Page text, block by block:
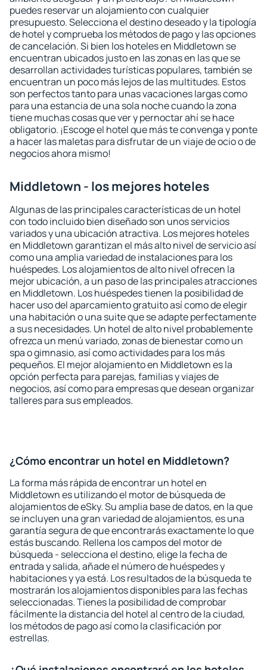
puedes reservar un alojamiento con cualquier
presupuesto. Selecciona el destino deseado y la tipología
de hotel y comprueba los métodos de pago y las opciones
de cancelación. Si bien los hoteles en Middletown se
encuentran ubicados justo en las zonas en las que se
desarrollan actividades turísticas populares, también se
encuentran un poco más lejos de las multitudes. Estos
son perfectos tanto para unas vacaciones largas como
para una estancia de una sola noche cuando la zona
tiene muchas cosas que ver y pernoctar ahí se hace
obligatorio. ¡Escoge el hotel que más te convenga y ponte
a hacer las maletas para disfrutar de un viaje de ocio o de
negocios ahora mismo!
Middletown - los mejores hoteles
Algunas de las principales características de un hotel
con todo incluido bien diseñado son unos servicios
variados y una ubicación atractiva. Los mejores hoteles
en Middletown garantizan el más alto nivel de servicio así
como una amplia variedad de instalaciones para los
huéspedes. Los alojamientos de alto nivel ofrecen la
mejor ubicación, a un paso de las principales atracciones
en Middletown. Los huéspedes tienen la posibilidad de
hacer uso del aparcamiento gratuito así como de elegir
una habitación o una suite que se adapte perfectamente
a sus necesidades. Un hotel de alto nivel probablemente
ofrezca un menú variado, zonas de bienestar como un
spa o gimnasio, así como actividades para los más
pequeños. El mejor alojamiento en Middletown es la
opción perfecta para parejas, familias y viajes de
negocios, así como para empresas que desean organizar
talleres para sus empleados.
¿Cómo encontrar un hotel en Middletown?
La forma más rápida de encontrar un hotel en
Middletown es utilizando el motor de búsqueda de
alojamientos de eSky. Su amplia base de datos, en la que
se incluyen una gran variedad de alojamientos, es una
garantía segura de que encontrarás exactamente lo que
estás buscando. Rellena los campos del motor de
búsqueda - selecciona el destino, elige la fecha de
entrada y salida, añade el número de huéspedes y
habitaciones y ya está. Los resultados de la búsqueda te
mostrarán los alojamientos disponibles para las fechas
seleccionadas. Tienes la posibilidad de comprobar
fácilmente la distancia del hotel al centro de la ciudad,
los métodos de pago así como la clasificación por
estrellas.